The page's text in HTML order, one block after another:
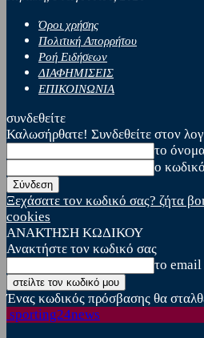
Όροι χρήσης
Πολιτική Απορρήτου
Ροή Ειδήσεων
ΔΙΑΦΗΜΙΣΕΙΣ
ΕΠΙΚΟΙΝΩΝΙΑ
συνδεθείτε
Καλωσήρθατε! Συνδεθείτε στον
το
ο
Ξεχάσατε τον κωδικό σας? ζήτα
cookies
ΑΝΑΚΤΗΣΗ ΚΩΔΙΚΟΥ
Ανακτήστε τον κωδικό σας
το email
Ένας κωδικός πρόσβασης θα
sporting24news